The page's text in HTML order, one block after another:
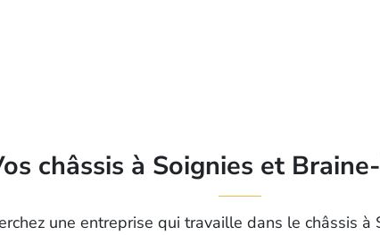
châssis à Soignies et
une entreprise qui travaille dans le châssis